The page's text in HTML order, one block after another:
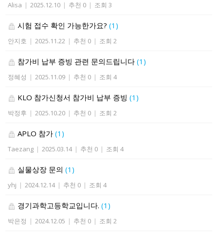
Alisa | 2025.12.10 | 추천 0 | 조회 3
시험 접수 확인 가능한가요?(1)
안지호 | 2025.11.22 | 추천 0 | 조회 2
참가비 납부 증빙 관련 문의드립니다(1)
정혜성 | 2025.11.09 | 추천 0 | 조회 4
KLO 참가신청서 참가비 납부 증빙(1)
박정후 | 2025.10.20 | 추천 0 | 조회 2
APLO 참가(1)
Taezang | 2025.03.14 | 추천 0 | 조회 4
실물상장 문의(1)
yhj | 2024.12.14 | 추천 0 | 조회 4
경기과학고등학교입니다.(1)
박은정 | 2024.12.05 | 추천 0 | 조회 2